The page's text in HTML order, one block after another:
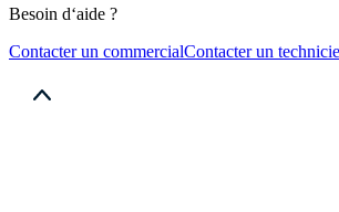
Besoin d‘aide ?
Contacter un commercialContacter un